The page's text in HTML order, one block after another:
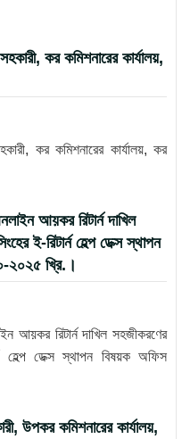
কর কমিশনারের কার্যালয়,
কর কমিশনারের কার্যালয়, কর
আয়কর রিটার্ন দাখিল
ই-রিটার্ন হেল্প ডেক্স স্থাপন
২০২৫ খ্রি.।
আয়কর রিটার্ন দাখিল সহজীকরণের
হেল্প ডেক্স স্থাপন বিষয়ক অফিস
উপকর কমিশনারের কার্যালয়,